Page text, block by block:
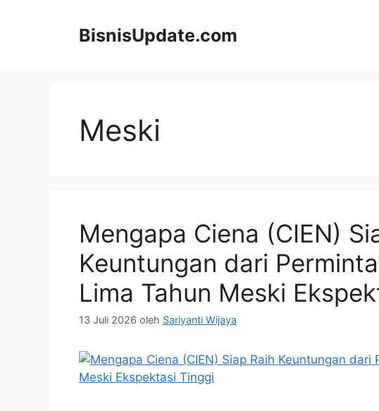
BisnisUpdate.com
Meski
Mengapa Ciena (CIEN)
Keuntungan dari
Lima Tahun Meski
13 Juli 2026 oleh Sariyanti Wijaya